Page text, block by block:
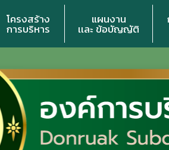
โครงสร้าง
การบริหาร
แผนงาน
เเละ ข้อบัญญัติ